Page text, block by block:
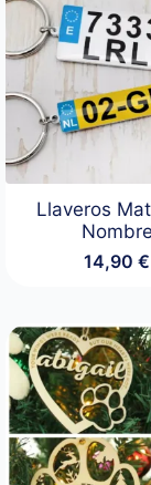
Llaveros
Nombre
14,90€